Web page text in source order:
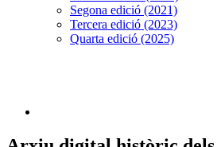
Segona edició (2021)
Tercera edició (2023)
Quarta edició (2025)